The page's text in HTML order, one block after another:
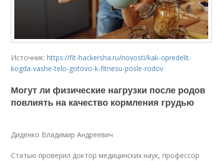
Источник:https://fit-hackersha.ru/novosti/kak-opredelit-
kogda-vashe-telo-gotovo-k-fitnesu-posle-rodov
Могут ли физические нагрузки после родов
повлиять на качество кормления грудью
Диденко Владимир Андреевич
Статью проверил доктор медицинских наук, профессор